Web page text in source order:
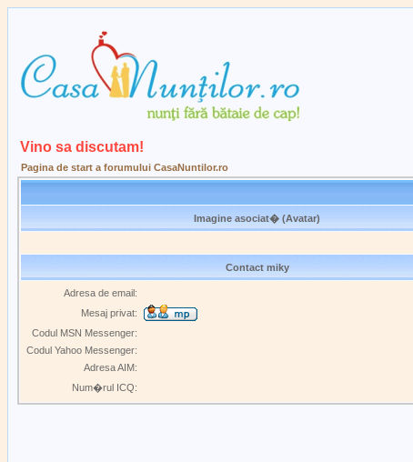
Vino sa discutam!
Pagina de start a forumului CasaNuntilor.ro
Imagine asociat� (Avatar)
Contact miky
Adresa de email:
Mesaj privat:
Codul MSN Messenger:
Codul Yahoo Messenger:
Adresa AIM:
Num�rul ICQ: